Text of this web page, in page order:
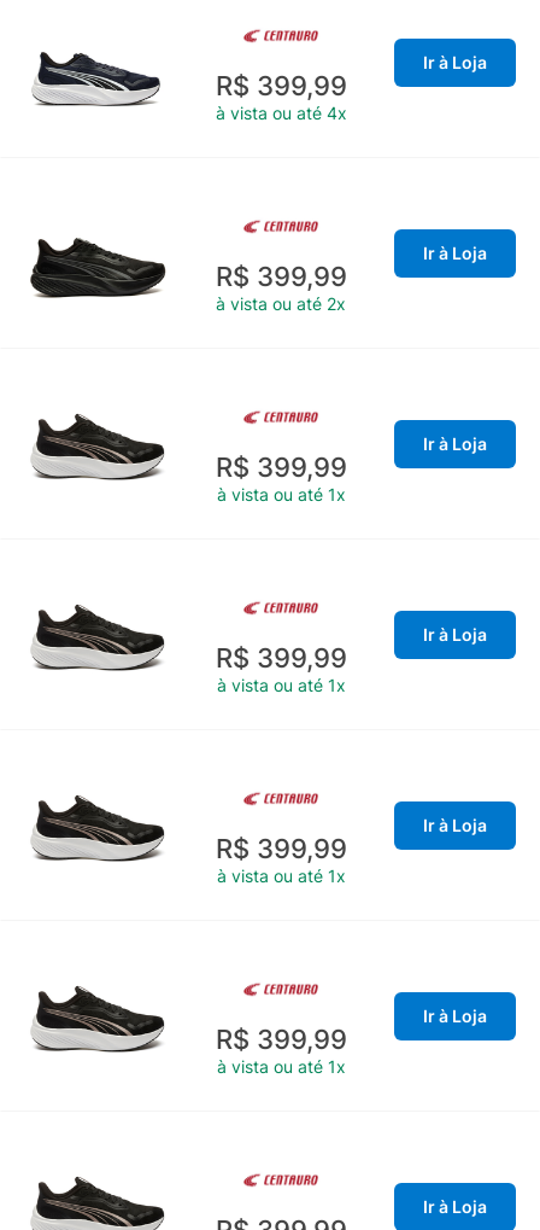
R$ 399,99
à vista ou até 4x
Ir à Loja
R$ 399,99
à vista ou até 2x
Ir à Loja
R$ 399,99
à vista ou até 1x
Ir à Loja
R$ 399,99
à vista ou até 1x
Ir à Loja
R$ 399,99
à vista ou até 1x
Ir à Loja
R$ 399,99
à vista ou até 1x
Ir à Loja
Ir à Loja